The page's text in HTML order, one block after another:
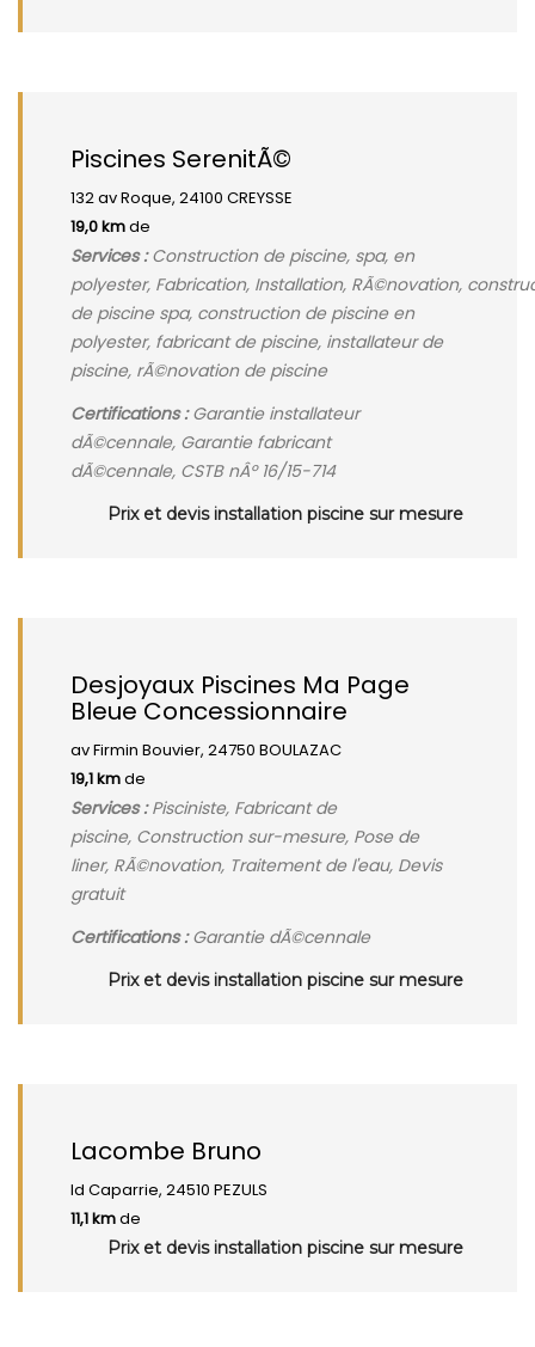
Piscines SerenitÃ©
132 av Roque, 24100 CREYSSE
19,0 kmde
Services :Construction de piscine, spa, en
polyester, Fabrication, Installation, RÃ©novation,
de piscine spa, construction de piscine en
polyester, fabricant de piscine, installateur de
piscine, rÃ©novation de piscine
Certifications :Garantie installateur
dÃ©cennale, Garantie fabricant
dÃ©cennale, CSTB nÂº 16/15-714
Prix et devis installation piscine sur mesure
Desjoyaux Piscines Ma Page
Bleue Concessionnaire
av Firmin Bouvier, 24750 BOULAZAC
19,1 kmde
Services :Pisciniste, Fabricant de
piscine, Construction sur-mesure, Pose de
liner, RÃ©novation, Traitement de l'eau, Devis
gratuit
Certifications :Garantie dÃ©cennale
Prix et devis installation piscine sur mesure
Lacombe Bruno
ld Caparrie, 24510 PEZULS
11,1 kmde
Prix et devis installation piscine sur mesure